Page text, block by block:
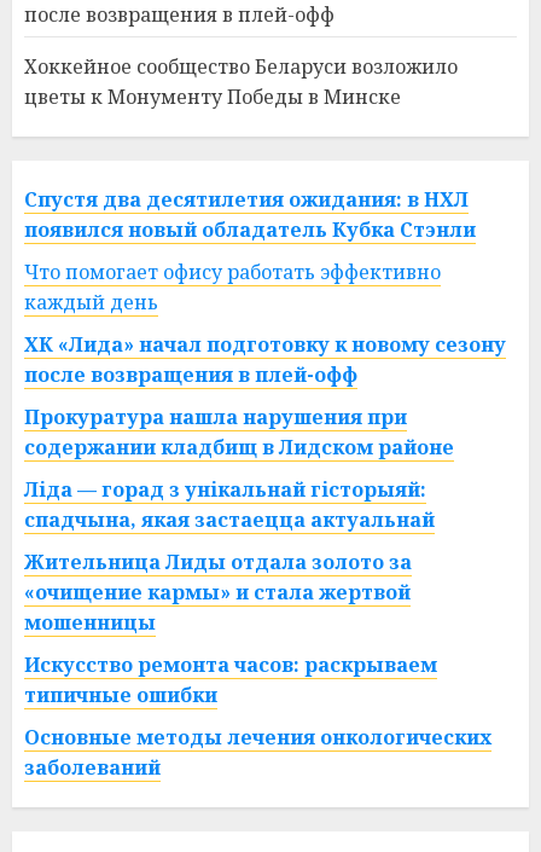
после возвращения в плей-офф
Хоккейное сообщество Беларуси возложило
цветы к Монументу Победы в Минске
Спустя два десятилетия ожидания: в НХЛ
появился новый обладатель Кубка Стэнли
Что помогает офису работать эффективно
каждый день
ХК «Лида» начал подготовку к новому сезону
после возвращения в плей-офф
Прокуратура нашла нарушения при
содержании кладбищ в Лидском районе
Ліда — горад з унікальнай гісторыяй:
спадчына, якая застаецца актуальнай
Жительница Лиды отдала золото за
«очищение кармы» и стала жертвой
мошенницы
Искусство ремонта часов: раскрываем
типичные ошибки
Основные методы лечения онкологических
заболеваний